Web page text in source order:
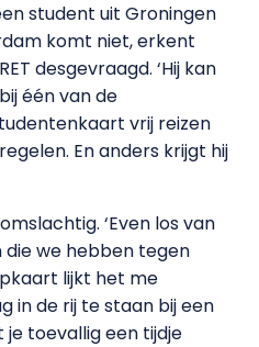
student uit Groningen
komt niet, erkent
desgevraagd. ‘Hij kan
één van de
vrij reizen
En anders krijgt hij
‘Even los van
we hebben tegen
lijkt het me
in de rij te staan bij een
toevallig een tijdje